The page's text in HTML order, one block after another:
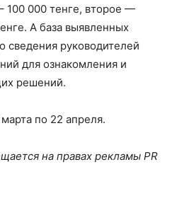
100 000 тенге, второе —
А база выявленных
сведения руководителей
для ознакомления и
решений.
по 22 апреля.
на правах рекламы PR